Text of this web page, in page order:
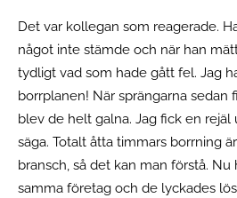
Det var kollegan som reagerade.
något inte stämde och när han
tydligt vad som hade gått fel. Jag
borrplanen! När sprängarna sedan
blev de helt galna. Jag fick en rejäl
säga. Totalt åtta timmars borrning
bransch, så det kan man förstå. Nu
samma företag och de lyckades